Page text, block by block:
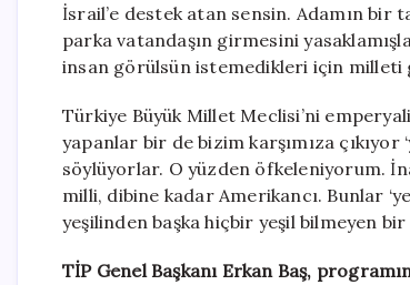
İsrail’e destek atan sensin. Adamın bir
parka vatandaşın girmesini
insan görülsün istemedikleri için milleti
Türkiye Büyük Millet Meclisi’ni
yapanlar bir de bizim karşımıza
söylüyorlar. O yüzden öfkeleniyorum.
milli, dibine kadar Amerikancı. Bunlar
yeşilinden başka hiçbir yeşil bilmeyen bir
TİP Genel Başkanı Erkan Baş,